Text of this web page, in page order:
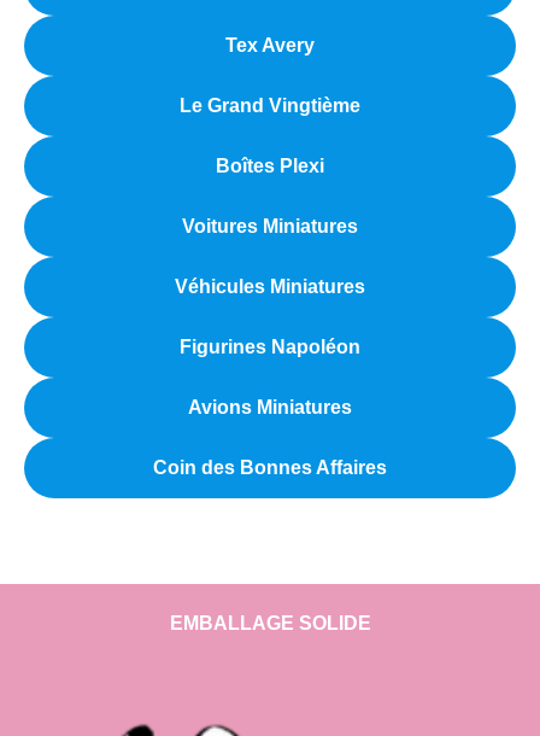
Tex Avery
Le Grand Vingtième
Boîtes Plexi
Voitures Miniatures
Véhicules Miniatures
Figurines Napoléon
Avions Miniatures
Coin des Bonnes Affaires
EMBALLAGE SOLIDE